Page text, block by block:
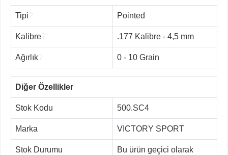
Tipi Pointed
Kalibre .177 Kalibre - 4,5 mm
Ağırlık 0 - 10 Grain
Diğer Özellikler
Stok Kodu 500.SC4
Marka VICTORY SPORT
Stok Durumu
Bu ürün geçici olarak